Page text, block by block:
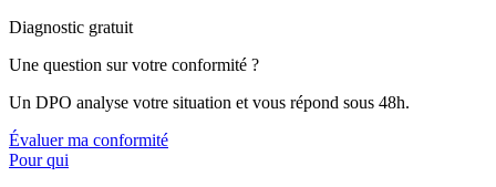
Diagnostic gratuit
Une question sur votre conformité ?
Un DPO analyse votre situation et vous répond sous 48h.
Évaluer ma conformité
Pour qui